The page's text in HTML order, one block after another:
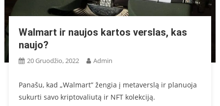
Walmart ir naujos kartos verslas, kas
naujo?
20 Gruodžio, 2022 Admin
Panašu, kad „Walmart” žengia į metaverslą ir planuoja
sukurti savo kriptovaliutą ir NFT kolekciją.